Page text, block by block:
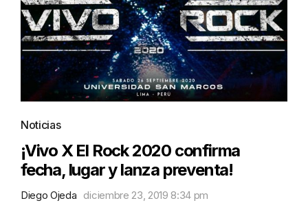
Noticias
¡Vivo X El Rock 2020 confirma
fecha, lugar y lanza preventa!
Diego Ojeda diciembre 23, 2019 8:34 pm